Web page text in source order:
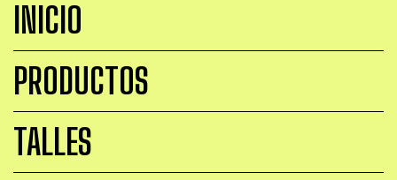
INICIO
PRODUCTOS
TALLES